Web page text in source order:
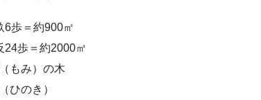
6歩＝約900㎡
24歩＝約2000㎡
もみ）の木
ひのき）